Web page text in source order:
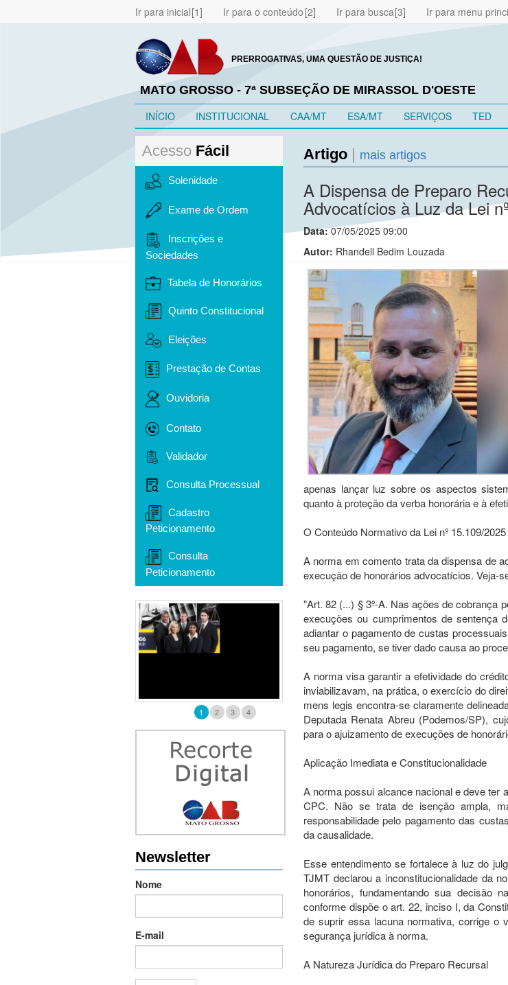
Ir para inicial Ir para o conteúdo Ir para busca Ir para menu
PRERROGATIVAS, UMA QUESTÃO DE JUSTIÇA!
MATO GROSSO - 7ª SUBSEÇÃO DE MIRASSOL D'OESTE
INÍCIO INSTITUCIONAL CAA/MT ESA/MT SERVIÇOS TED
Acesso Fácil
Solenidade
Exame de Ordem
Inscrições e
Sociedades
Tabela de Honorários
Quinto Constitucional
Eleições
Prestação de Contas
Ouvidoria
Contato
Validador
Consulta Processual
Cadastro
Peticionamento
Consulta
Peticionamento
1 2 3 4
Newsletter
Nome
E-mail
Artigo mais artigos
A Dispensa de Preparo
Advocatícios à Luz da Lei
Data:07/05/2025 09:00
Autor: Rhandell Bedim Louzada
apenas lançar luz sobre os aspectos
quanto à proteção da verba honorária e à
O Conteúdo Normativo da Lei nº 15.109/2025
A norma em comento trata da dispensa de
execução de honorários advocatícios. Veja-
"Art. 82 (...) § 3º-A. Nas ações de cobrança
execuções ou cumprimentos de sentença
adiantar o pagamento de custas
seu pagamento, se tiver dado causa ao
A norma visa garantir a efetividade do
inviabilizavam, na prática, o exercício do
mens legis encontra-se claramente
Deputada Renata Abreu (Podemos/SP),
para o ajuizamento de execuções de
Aplicação Imediata e Constitucionalidade
A norma possui alcance nacional e deve ter
CPC. Não se trata de isenção ampla,
responsabilidade pelo pagamento das
da causalidade.
Esse entendimento se fortalece à luz do
TJMT declarou a inconstitucionalidade da
honorários, fundamentando sua decisão
conforme dispõe o art. 22, inciso I, da
de suprir essa lacuna normativa, corrige o
segurança jurídica à norma.
A Natureza Jurídica do Preparo Recursal